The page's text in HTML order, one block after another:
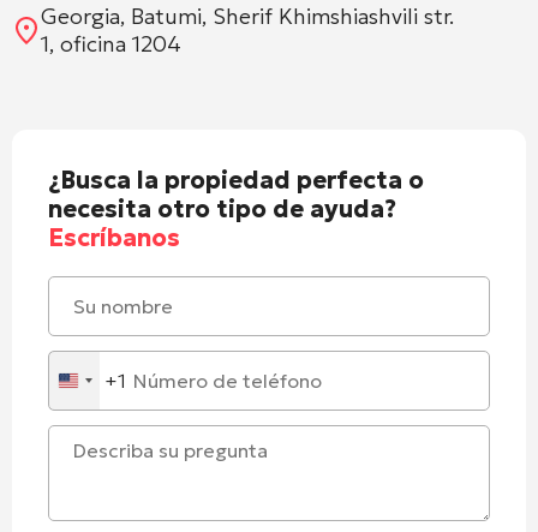
Georgia, Batumi, Sherif Khimshiashvili str.
1, oficina 1204
¿Busca la propiedad perfecta o
necesita otro tipo de ayuda?
Escríbanos
United
States
+1
+1